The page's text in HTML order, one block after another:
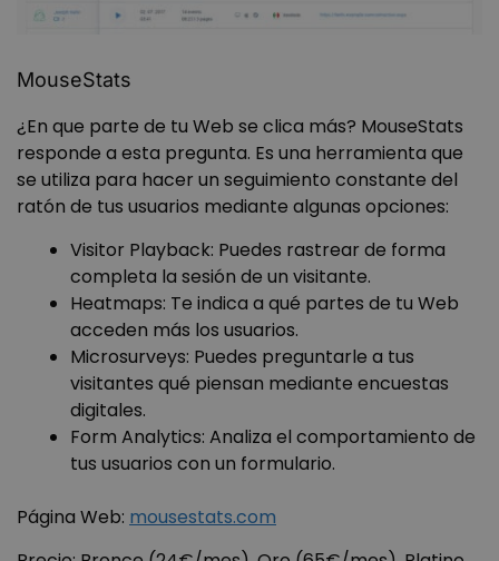
MouseStats
¿En que parte de tu Web se clica más? MouseStats
responde a esta pregunta. Es una herramienta que
se utiliza para hacer un seguimiento constante del
ratón de tus usuarios mediante algunas opciones:
Visitor Playback: Puedes rastrear de forma
completa la sesión de un visitante.
Heatmaps: Te indica a qué partes de tu Web
acceden más los usuarios.
Microsurveys: Puedes preguntarle a tus
visitantes qué piensan mediante encuestas
digitales.
Form Analytics: Analiza el comportamiento de
tus usuarios con un formulario.
Página Web: mousestats.com